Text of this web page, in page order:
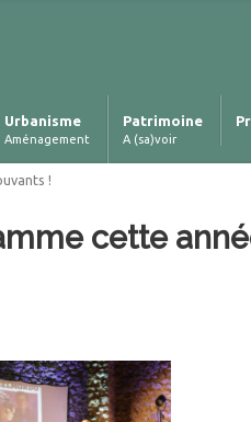
Urbanisme
Aménagement
Patrimoine
A (sa)voir
!
cette